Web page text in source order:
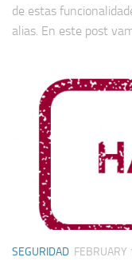
de estas
alias. En este post
SEGURIDAD